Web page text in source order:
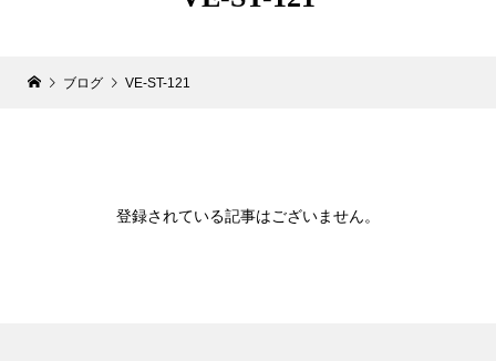
ブログ VE-ST-121
登録されている記事はございません。